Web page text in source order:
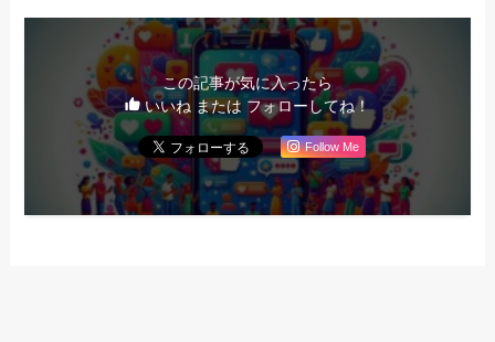
この記事が気に入ったら
いいね または フォローしてね！
Follow Me